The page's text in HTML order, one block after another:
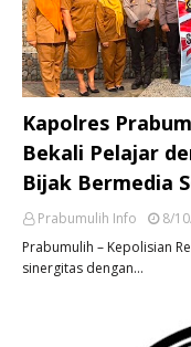
Kapolres
Bekali Pelajar
Bijak Bermedia
Prabumulih Info
8/
Prabumulih – Kepolisian
sinergitas dengan…